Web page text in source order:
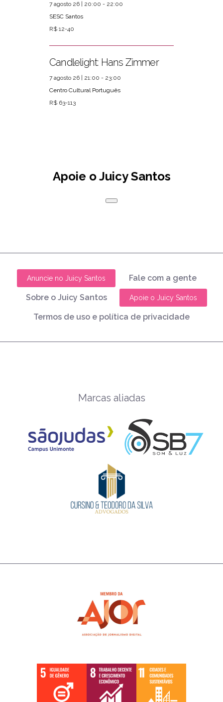
7 agosto 26 | 20:00 - 22:00
SESC Santos
R$ 12-40
Candlelight: Hans Zimmer
7 agosto 26 | 21:00 - 23:00
Centro Cultural Português
R$ 63-113
Apoie o Juicy Santos
Anuncie no Juicy Santos Fale com a gente
Sobre o Juicy Santos Apoie o Juicy Santos
Termos de uso e política de privacidade
Marcas aliadas